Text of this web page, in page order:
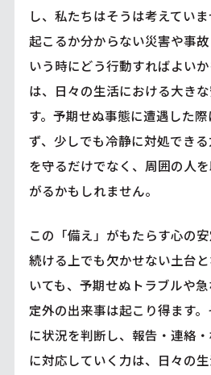
し、私たちはそうは考えてい
起こるか分からない災害や事
いう時にどう行動すればよい
は、日々の生活における大き
す。予期せぬ事態に遭遇した
ず、少しでも冷静に対処でき
を守るだけでなく、周囲の人
がるかもしれません。
この「備え」がもたらす心の
続ける上でも欠かせない土台
いても、予期せぬトラブルや
定外の出来事は起こり得ます
に状況を判断し、報告・連絡
に対応していく力は、日々の